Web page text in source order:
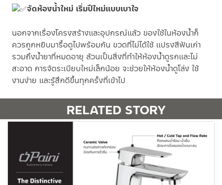
จัดห้องน้ำใหม่ เริ่มปีใหม่แบบเบาใจ
นอกจากเรื่องโครงสร้างและอุปกรณ์แล้ว ของใช้ในห้องน้ำก็
ควรถูกหยิบมารื้อดูไปพร้อมกัน ขวดที่ไม่ได้ใช้ แปรงสีฟันเก่า
รวมถึงน้ำยาที่หมดอายุ ล้วนเป็นสิ่งที่ทำให้ห้องน้ำดูรกและไม่
สะอาด การจัดระเบียบใหม่เล็กน้อย จะช่วยให้ห้องน้ำดูโล่ง ใช้
งานง่าย และรู้สึกดีขึ้นทุกครั้งที่เข้าไป
RELATED STORY